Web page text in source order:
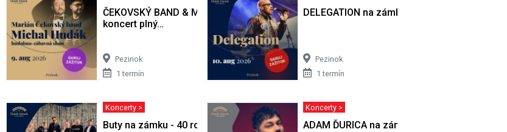
ČEKOVSKÝ BAND & MICHAL HUDÁK -
koncert plný…
Pezinok
1 termín
DELEGATION na zámku
Pezinok
1 termín
Koncerty >
Buty na zámku - 40 rokov na scéne
Koncerty >
ADAM ĎURICA na zámku